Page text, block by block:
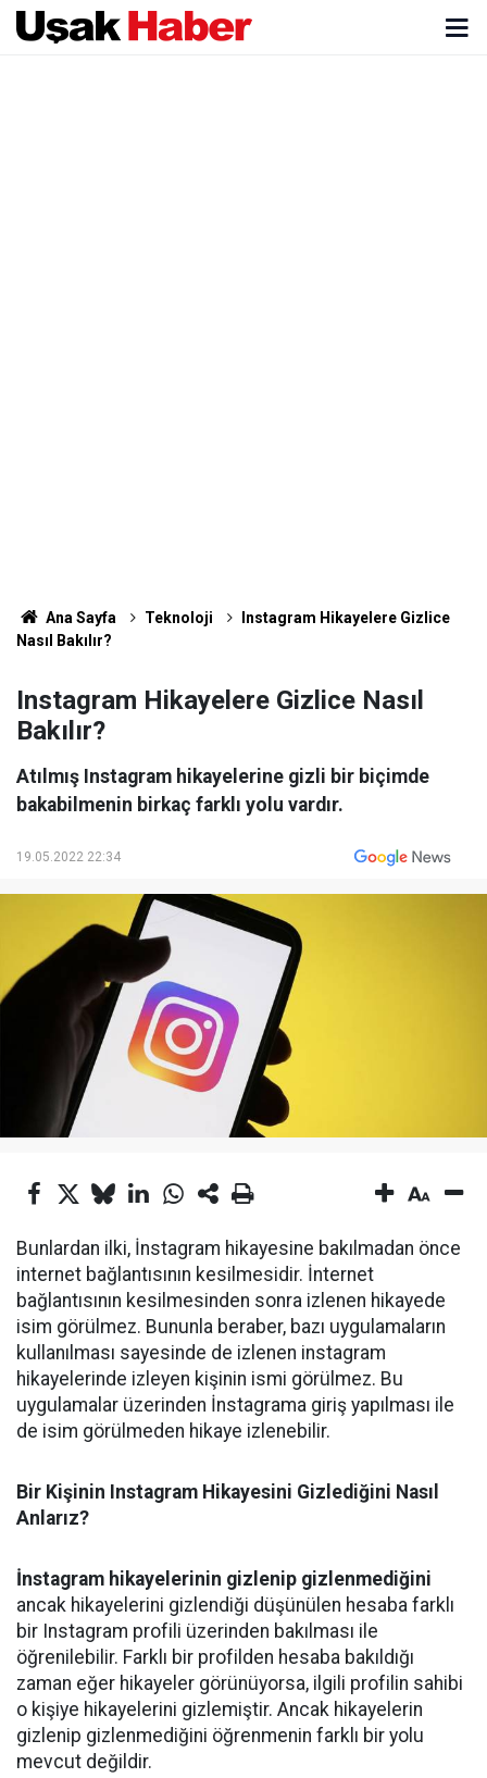
Ana Sayfa Teknoloji
Instagram Hikayelere Gizlice
Nasıl Bakılır?
Instagram Hikayelere Gizlice Nasıl
Bakılır?
Atılmış Instagram hikayelerine gizli bir biçimde
bakabilmenin birkaç farklı yolu vardır.
19.05.2022 22:34
Bunlardan ilki, İnstagram hikayesine bakılmadan önce
internet bağlantısının kesilmesidir. İnternet
bağlantısının kesilmesinden sonra izlenen hikayede
isim görülmez. Bununla beraber, bazı uygulamaların
kullanılması sayesinde de izlenen instagram
hikayelerinde izleyen kişinin ismi görülmez. Bu
uygulamalar üzerinden İnstagrama giriş yapılması ile
de isim görülmeden hikaye izlenebilir.
Bir Kişinin Instagram Hikayesini Gizlediğini Nasıl
Anlarız?
İnstagram hikayelerinin gizlenip gizlenmediğini
ancak hikayelerini gizlendiği düşünülen hesaba farklı
bir Instagram profili üzerinden bakılması ile
öğrenilebilir. Farklı bir profilden hesaba bakıldığı
zaman eğer hikayeler görünüyorsa, ilgili profilin sahibi
o kişiye hikayelerini gizlemiştir. Ancak hikayelerin
gizlenip gizlenmediğini öğrenmenin farklı bir yolu
mevcut değildir.